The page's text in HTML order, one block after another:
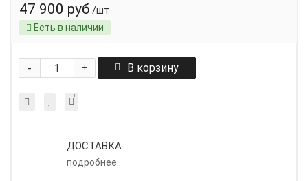
47 900 руб /шт
Есть в наличии
+
- В корзину
ДОСТАВКА
подробнее..